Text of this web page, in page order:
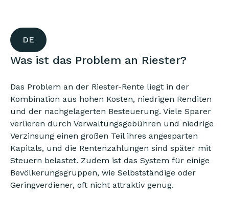
DE
Was ist das Problem an Riester?
Das Problem an der Riester-Rente liegt in der
Kombination aus hohen Kosten, niedrigen Renditen
und der nachgelagerten Besteuerung. Viele Sparer
verlieren durch Verwaltungsgebühren und niedrige
Verzinsung einen großen Teil ihres angesparten
Kapitals, und die Rentenzahlungen sind später mit
Steuern belastet. Zudem ist das System für einige
Bevölkerungsgruppen, wie Selbstständige oder
Geringverdiener, oft nicht attraktiv genug.